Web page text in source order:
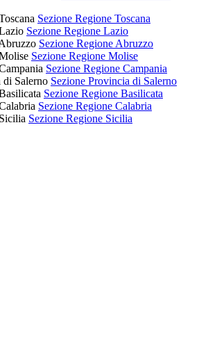
Sezione Regione Toscana
Sezione Regione Lazio
Sezione Regione Abruzzo
Sezione Regione Molise
Sezione Regione Campania
di Salerno Sezione Provincia di Salerno
Sezione Regione Basilicata
Sezione Regione Calabria
Sezione Regione Sicilia